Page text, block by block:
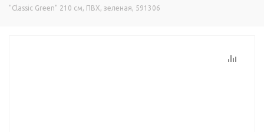
"Classic Green" 210 см, ПВХ, зеленая, 591306